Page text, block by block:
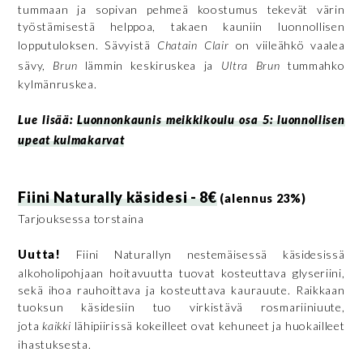
tummaan ja sopivan pehmeä koostumus tekevät värin
työstämisestä helppoa, takaen kauniin luonnollisen
lopputuloksen. Sävyistä Chatain Clair on viileähkö vaalea
sävy, Brun lämmin keskiruskea ja Ultra Brun tummahko
kylmänruskea.
Lue lisää:Luonnonkaunis meikkikoulu osa 5: luonnollisen
upeat kulmakarvat
Fiini Naturally käsidesi - 8€(alennus 23%)
Tarjouksessa torstaina
Uutta! Fiini Naturallyn nestemäisessä käsidesissä
alkoholipohjaan hoitavuutta tuovat kosteuttava glyseriini,
sekä ihoa rauhoittava ja kosteuttava kaurauute. Raikkaan
tuoksun käsidesiin tuo virkistävä rosmariiniuute,
jotakaikki lähipiirissä kokeilleet ovat kehuneet ja huokailleet
ihastuksesta.